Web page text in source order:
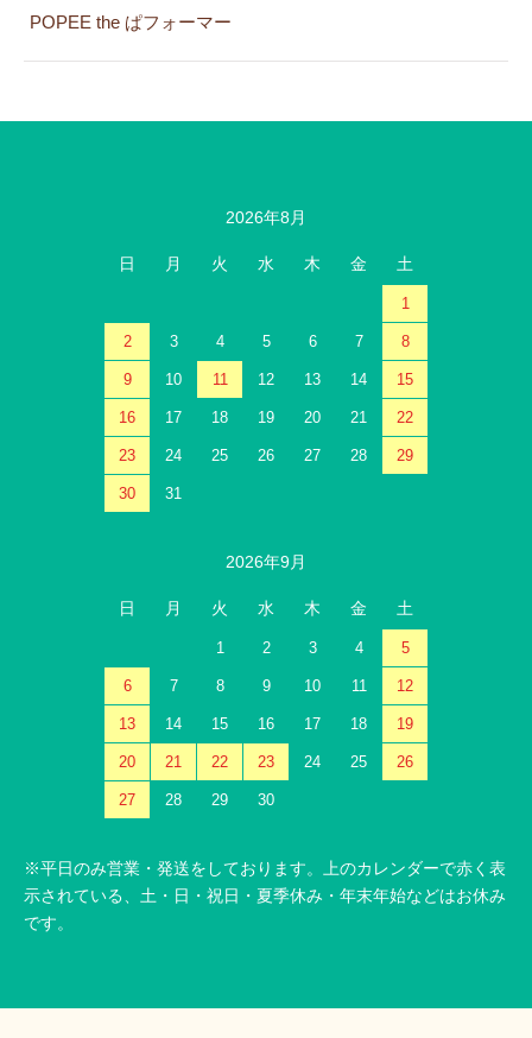
POPEE the ぱフォーマー
2026年8月
日 月 火 水 木 金 土
1
2 3 4 5 6 7 8
9 10 11 12 13 14 15
16 17 18 19 20 21 22
23 24 25 26 27 28 29
30 31
2026年9月
日 月 火 水 木 金 土
1 2 3 4 5
6 7 8 9 10 11 12
13 14 15 16 17 18 19
20 21 22 23 24 25 26
27 28 29 30
※平日のみ営業・発送をしております。上のカレンダーで赤く表
示されている、土・日・祝日・夏季休み・年末年始などはお休み
です。